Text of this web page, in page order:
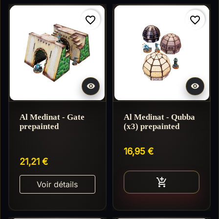

favorite_border
Al Medinat - Gate
prepainted
21,21 €
Voir détails

favorite_border
Al Medinat - Qubba
(x3) prepainted
16,95 €
